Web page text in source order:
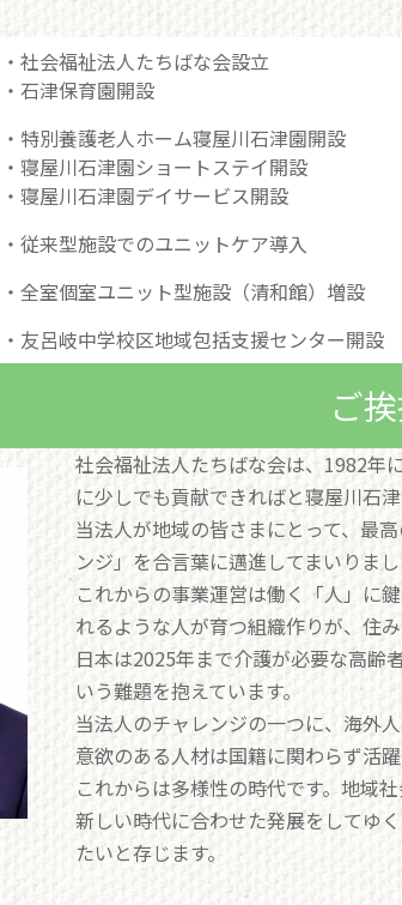
・社会福祉法人たちばな会設立
・石津保育園開設
・特別養護老人ホーム寝屋川石津園開設
・寝屋川石津園ショートステイ開設
・寝屋川石津園デイサービス開設
・従来型施設でのユニットケア導入
・全室個室ユニット型施設（清和館）増設
・友呂岐中学校区地域包括支援センター開設
ご
社会福祉法人たちばな会は、1982年
に少しでも貢献できればと寝屋川石
当法人が地域の皆さまにとって、最
ンジ」を合言葉に邁進してまいりまし
これからの事業運営は働く「人」に
れるような人が育つ組織作りが、住
日本は2025年まで介護が必要な高齢
いう難題を抱えています。
当法人のチャレンジの一つに、海外人
意欲のある人材は国籍に関わらず活
これからは多様性の時代です。地域
新しい時代に合わせた発展をしてゆ
たいと存じます。